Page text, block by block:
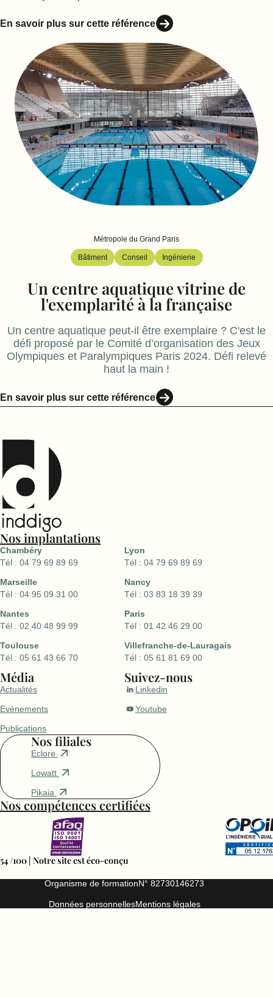
En savoir plus sur cette référence
Métropole du Grand Paris
Bâtiment Conseil Ingénierie
Un centre aquatique vitrine de
l'exemplarité à la française
Un centre aquatique peut-il être exemplaire ? C'est le
défi proposé par le Comité d’organisation des Jeux
Olympiques et Paralympiques Paris 2024. Défi relevé
haut la main !
En savoir plus sur cette référence
Nos implantations
Chambéry
Tél : 04 79 69 89 69
Lyon
Tél : 04 79 69 89 69
Marseille
Tél : 04 95 09 31 00
Nancy
Tél : 03 83 18 39 39
Nantes
Tél : 02 40 48 99 99
Paris
Tél : 01 42 46 29 00
Toulouse
Tél : 05 61 43 66 70
Villefranche-de-Lauragais
Tél : 05 61 81 69 00
Média
Actualités
Evénements
Publications
Suivez-nous
Linkedin
Youtube
Nos filiales
Eclore
Lowatt
Pikaia
Nos compétences certifiées
54 /100 | Notre site est éco-conçu
Organisme de formationN° 82730146273
Données personnellesMentions légales